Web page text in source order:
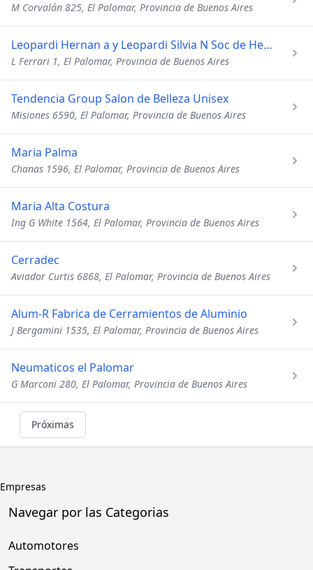
M Corvalán 825, El Palomar, Provincia de Buenos Aires
Leopardi Hernan a y Leopardi Silvia N Soc de Hecho
L Ferrari 1, El Palomar, Provincia de Buenos Aires
Tendencia Group Salon de Belleza Unisex
Misiones 6590, El Palomar, Provincia de Buenos Aires
Maria Palma
Chanas 1596, El Palomar, Provincia de Buenos Aires
Maria Alta Costura
Ing G White 1564, El Palomar, Provincia de Buenos Aires
Cerradec
Aviador Curtis 6868, El Palomar, Provincia de Buenos Aires
Alum-R Fabrica de Cerramientos de Aluminio
J Bergamini 1535, El Palomar, Provincia de Buenos Aires
Neumaticos el Palomar
G Marconi 280, El Palomar, Provincia de Buenos Aires
Próximas
Empresas
Navegar por las Categorias
Automotores